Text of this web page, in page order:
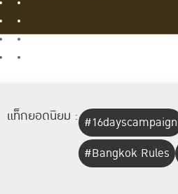
แท็กยอดนิยม : #16dayscampaign
#Bangkok Rules